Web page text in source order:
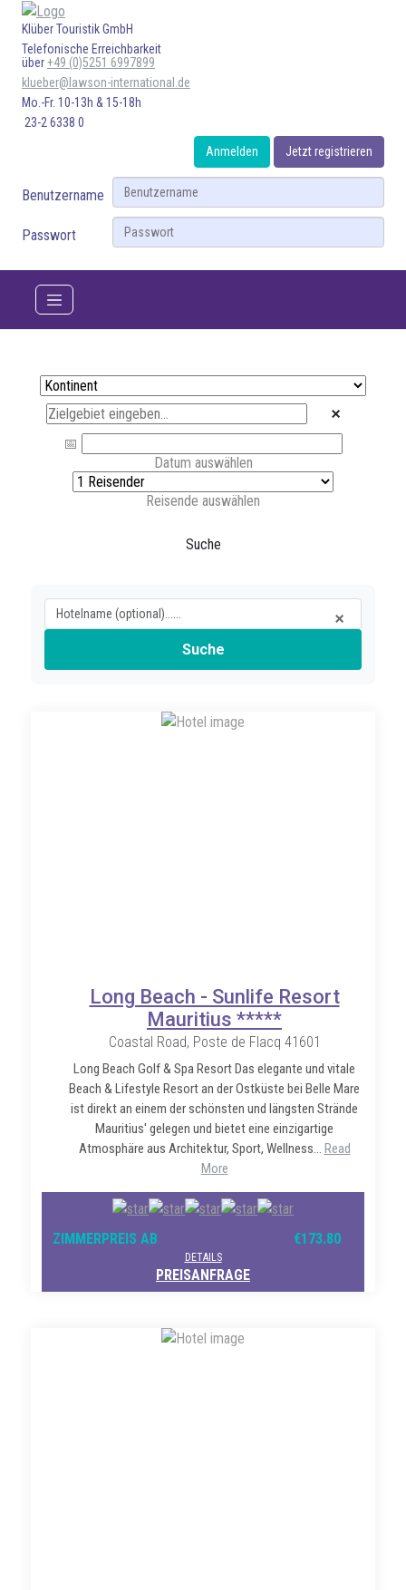
Klüber Touristik GmbH
Telefonische Erreichbarkeit
über+49 (0)5251 6997899
klueber@lawson-international.de
Mo.-Fr. 10-13h & 15-18h
23-2 6338 0
Anmelden
Jetzt registrieren
Benutzername
Passwort
Datum auswählen
Reisende auswählen
Suche
Suche
Long Beach - Sunlife Resort
Mauritius *****
Coastal Road, Poste de Flacq 41601
Long Beach Golf & Spa Resort Das elegante und vitale
Beach & Lifestyle Resort an der Ostküste bei Belle Mare
ist direkt an einem der schönsten und längsten Strände
Mauritius' gelegen und bietet eine einzigartige
Atmosphäre aus Architektur, Sport, Wellness... Read
More
ZIMMERPREIS AB €173.80
DETAILS
PREISANFRAGE